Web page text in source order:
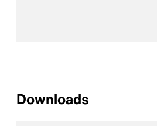
Downloads